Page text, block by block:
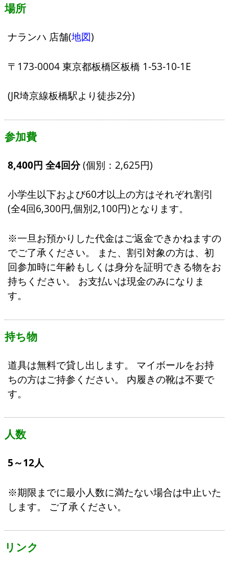
場所
ナランハ 店舗(地図)
〒173-0004 東京都板橋区板橋 1-53-10-1E
(JR埼京線板橋駅より徒歩2分)
参加費
8,400円 全4回分(個別：2,625円)
小学生以下および60才以上の方はそれぞれ割引
(全4回6,300円,個別2,100円)となります。
※一旦お預かりした代金はご返金できかねますの
でご了承ください。 また、割引対象の方は、初
回参加時に年齢もしくは身分を証明できる物をお
持ちください。 お支払いは現金のみになりま
す。
持ち物
道具は無料で貸し出します。 マイボールをお持
ちの方はご持参ください。 内履きの靴は不要で
す。
人数
5～12人
※期限までに最小人数に満たない場合は中止いた
します。 ご了承ください。
リンク